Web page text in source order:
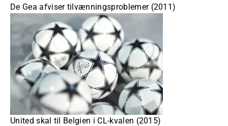
De Gea afviser tilvænningsproblemer (2011)
United skal til Belgien i CL-kvalen (2015)